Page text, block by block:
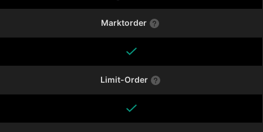
Marktorder
Limit-Order